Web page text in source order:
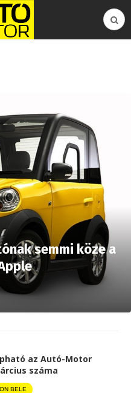
semmi köze a
az Autó-Motor
száma
BELE